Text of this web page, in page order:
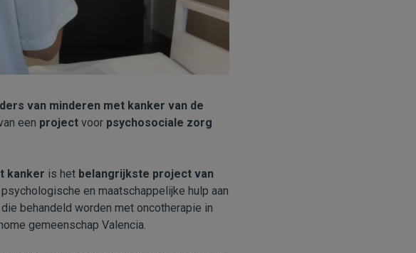
van minderen met kanker van de
een project voor psychosociale zorg
kanker is het belangrijkste project van
en maatschappelijke hulp aan
behandeld worden met oncotherapie in
gemeenschap Valencia.